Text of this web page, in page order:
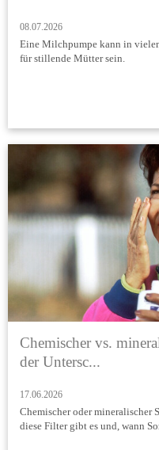
08.07.2026
Eine Milchpumpe kann in
für stillende Mütter sein.
Chemischer vs.
der Untersc...
17.06.2026
Chemischer oder mineralischer
diese Filter gibt es und, wann